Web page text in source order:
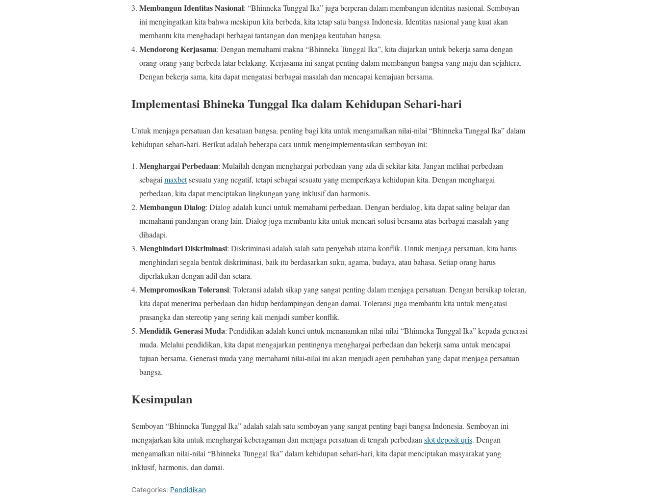
Membangun Identitas Nasional: “Bhinneka Tunggal Ika” juga berperan dalam membangun identitas nasional. Semboyan
ini mengingatkan kita bahwa meskipun kita berbeda, kita tetap satu bangsa Indonesia. Identitas nasional yang kuat akan
membantu kita menghadapi berbagai tantangan dan menjaga keutuhan bangsa.
Mendorong Kerjasama: Dengan memahami makna “Bhinneka Tunggal Ika”, kita diajarkan untuk bekerja sama dengan
orang-orang yang berbeda latar belakang. Kerjasama ini sangat penting dalam membangun bangsa yang maju dan sejahtera.
Dengan bekerja sama, kita dapat mengatasi berbagai masalah dan mencapai kemajuan bersama.
Implementasi Bhineka Tunggal Ika dalam Kehidupan Sehari-hari
Untuk menjaga persatuan dan kesatuan bangsa, penting bagi kita untuk mengamalkan nilai-nilai “Bhinneka Tunggal Ika” dalam
kehidupan sehari-hari. Berikut adalah beberapa cara untuk mengimplementasikan semboyan ini:
Menghargai Perbedaan: Mulailah dengan menghargai perbedaan yang ada di sekitar kita. Jangan melihat perbedaan
sebagaimaxbetsesuatu yang negatif, tetapi sebagai sesuatu yang memperkaya kehidupan kita. Dengan menghargai
perbedaan, kita dapat menciptakan lingkungan yang inklusif dan harmonis.
Membangun Dialog: Dialog adalah kunci untuk memahami perbedaan. Dengan berdialog, kita dapat saling belajar dan
memahami pandangan orang lain. Dialog juga membantu kita untuk mencari solusi bersama atas berbagai masalah yang
dihadapi.
Menghindari Diskriminasi: Diskriminasi adalah salah satu penyebab utama konflik. Untuk menjaga persatuan, kita harus
menghindari segala bentuk diskriminasi, baik itu berdasarkan suku, agama, budaya, atau bahasa. Setiap orang harus
diperlakukan dengan adil dan setara.
Mempromosikan Toleransi: Toleransi adalah sikap yang sangat penting dalam menjaga persatuan. Dengan bersikap toleran,
kita dapat menerima perbedaan dan hidup berdampingan dengan damai. Toleransi juga membantu kita untuk mengatasi
prasangka dan stereotip yang sering kali menjadi sumber konflik.
Mendidik Generasi Muda: Pendidikan adalah kunci untuk menanamkan nilai-nilai “Bhinneka Tunggal Ika” kepada generasi
muda. Melalui pendidikan, kita dapat mengajarkan pentingnya menghargai perbedaan dan bekerja sama untuk mencapai
tujuan bersama. Generasi muda yang memahami nilai-nilai ini akan menjadi agen perubahan yang dapat menjaga persatuan
bangsa.
Kesimpulan
Semboyan “Bhinneka Tunggal Ika” adalah salah satu semboyan yang sangat penting bagi bangsa Indonesia. Semboyan ini
mengajarkan kita untuk menghargai keberagaman dan menjaga persatuan di tengah perbedaan slot deposit qris. Dengan
mengamalkan nilai-nilai “Bhinneka Tunggal Ika” dalam kehidupan sehari-hari, kita dapat menciptakan masyarakat yang
inklusif, harmonis, dan damai.
Categories: Pendidikan